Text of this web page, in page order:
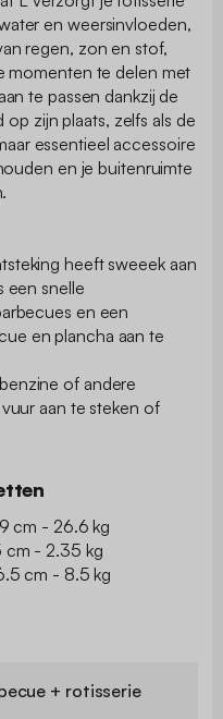
en weersinvloeden,
regen, zon en stof,
momenten te delen met
te passen dankzij de
zijn plaats, zelfs als de
essentieel accessoire
en je buitenruimte
heeft sweeek aan
een snelle
en een
en plancha aan te
of andere
aan te steken of
cm - 26.6 kg
cm - 2.35 kg
cm - 8.5 kg
+ rotisserie